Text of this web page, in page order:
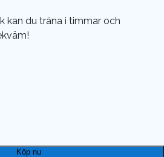
kan du träna i timmar och
Köp nu